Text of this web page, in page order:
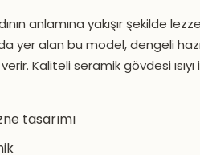
anlamına yakışır şekilde
yer alan bu model, dengeli
Kaliteli seramik gövdesi
tasarımı